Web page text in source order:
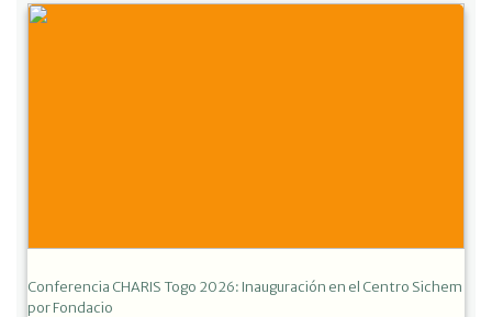
Conferencia CHARIS Togo 2026: Inauguración en el Centro Sichem
por Fondacio